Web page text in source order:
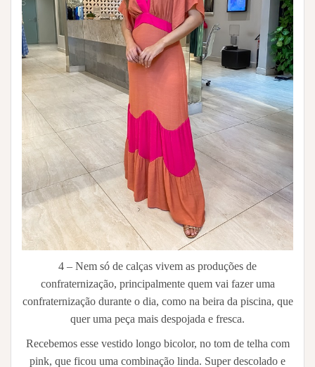
4 – Nem só de calças vivem as produções de
confraternização, principalmente quem vai fazer uma
confraternização durante o dia, como na beira da piscina, que
quer uma peça mais despojada e fresca.
Recebemos esse vestido longo bicolor, no tom de telha com
pink, que ficou uma combinação linda. Super descolado e